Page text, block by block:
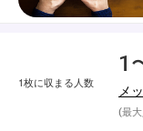
1枚に収まる人数
1
メ
(最